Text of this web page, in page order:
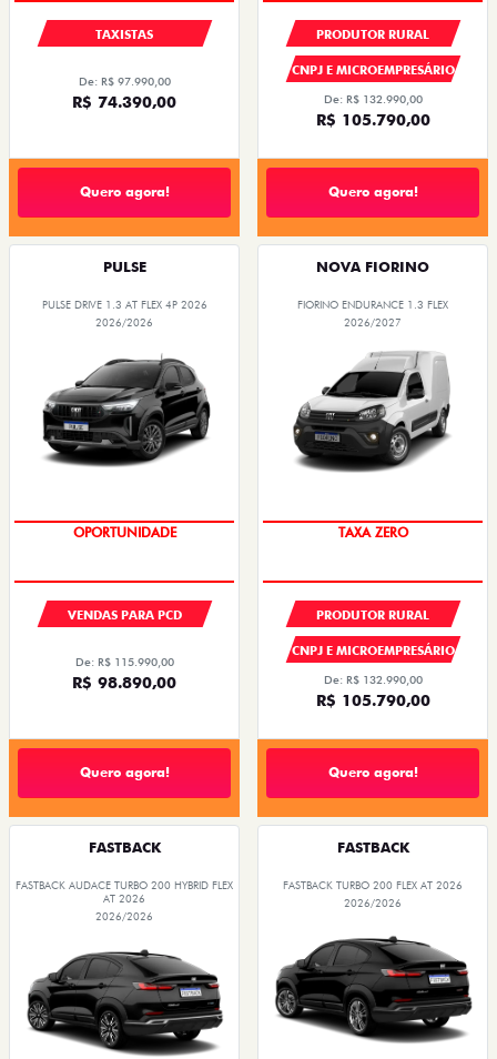
TAXISTAS
De: R$ 97.990,00
R$ 74.390,00
Quero agora!
PRODUTOR RURAL
CNPJ E MICROEMPRESÁRIO
De: R$ 132.990,00
R$ 105.790,00
Quero agora!
PULSE
PULSE DRIVE 1.3 AT FLEX 4P 2026
2026/2026
OPORTUNIDADE
VENDAS PARA PCD
De: R$ 115.990,00
R$ 98.890,00
Quero agora!
NOVA FIORINO
FIORINO ENDURANCE 1.3 FLEX
2026/2027
TAXA ZERO
PRODUTOR RURAL
CNPJ E MICROEMPRESÁRIO
De: R$ 132.990,00
R$ 105.790,00
Quero agora!
FASTBACK
FASTBACK AUDACE TURBO 200 HYBRID FLEX
AT 2026
2026/2026
FASTBACK
FASTBACK TURBO 200 FLEX AT 2026
2026/2026